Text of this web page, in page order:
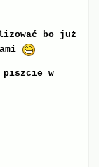
bo już
w